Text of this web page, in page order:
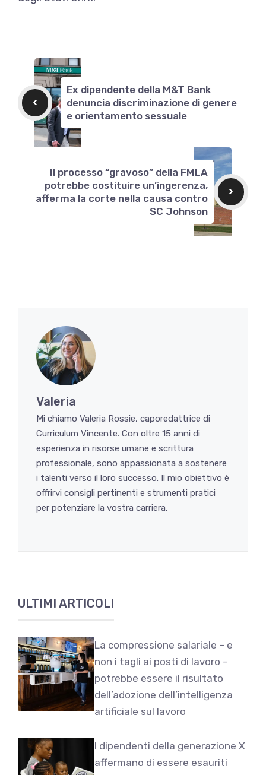
Ex dipendente della M&T Bank
denuncia discriminazione di genere
e orientamento sessuale
Il processo “gravoso” della FMLA
potrebbe costituire un’ingerenza,
afferma la corte nella causa contro
SC Johnson
Valeria
Mi chiamo Valeria Rossie, caporedattrice di
Curriculum Vincente. Con oltre 15 anni di
esperienza in risorse umane e scrittura
professionale, sono appassionata a sostenere
i talenti verso il loro successo. Il mio obiettivo è
offrirvi consigli pertinenti e strumenti pratici
per potenziare la vostra carriera.
ULTIMI ARTICOLI
La compressione salariale – e
non i tagli ai posti di lavoro –
potrebbe essere il risultato
dell’adozione dell’intelligenza
artificiale sul lavoro
I dipendenti della generazione X
affermano di essere esauriti